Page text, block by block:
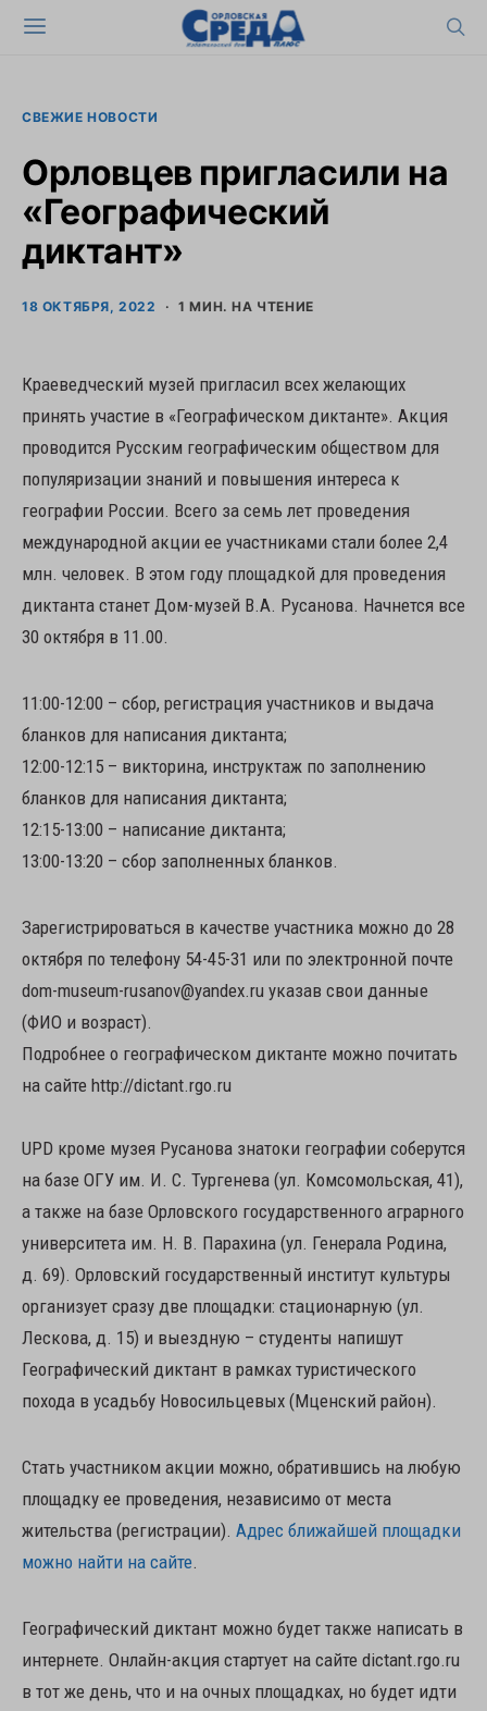
СВЕЖИЕ НОВОСТИ
Орловцев пригласили на
«Географический
диктант»
18 ОКТЯБРЯ, 2022 1 МИН. НА ЧТЕНИЕ
Краеведческий музей пригласил всех желающих
принять участие в «Географическом диктанте». Акция
проводится Русским географическим обществом для
популяризации знаний и повышения интереса к
географии России. Всего за семь лет проведения
международной акции ее участниками стали более 2,4
млн. человек. В этом году площадкой для проведения
диктанта станет Дом-музей В.А. Русанова. Начнется все
30 октября в 11.00.
11:00-12:00 – сбор, регистрация участников и выдача
бланков для написания диктанта;
12:00-12:15 – викторина, инструктаж по заполнению
бланков для написания диктанта;
12:15-13:00 – написание диктанта;
13:00-13:20 – сбор заполненных бланков.
Зарегистрироваться в качестве участника можно до 28
октября по телефону 54-45-31 или по электронной почте
dom-museum-rusanov@yandex.ru указав свои данные
(ФИО и возраст).
Подробнее о географическом диктанте можно почитать
на сайте http://dictant.rgo.ru
UPD кроме музея Русанова знатоки географии соберутся
на базе ОГУ им. И. С. Тургенева (ул. Комсомольская, 41),
а также на базе Орловского государственного аграрного
университета им. Н. В. Парахина (ул. Генерала Родина,
д. 69). Орловский государственный институт культуры
организует сразу две площадки: стационарную (ул.
Лескова, д. 15) и выездную – студенты напишут
Географический диктант в рамках туристического
похода в усадьбу Новосильцевых (Мценский район).
Стать участником акции можно, обратившись на любую
площадку ее проведения, независимо от места
жительства (регистрации). Адрес ближайшей площадки
можно найти на сайте.
Географический диктант можно будет также написать в
интернете. Онлайн-акция стартует на сайте dictant.rgo.ru
в тот же день, что и на очных площадках, но будет идти